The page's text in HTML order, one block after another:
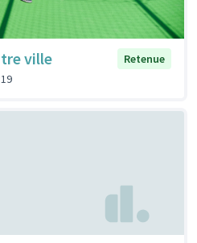
ville
Retenue
19